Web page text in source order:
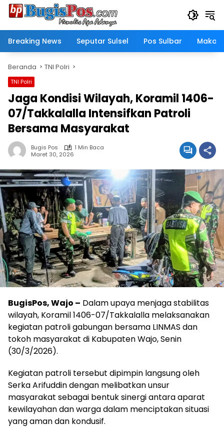
Langsung
Breaking News
Seputar Sulsel Pos Sulbar
Beranda TNI Polri
TNI Polri
Jaga Kondisi Wilayah, Koramil 1406-
07/Takkalalla Intensifkan Patroli
Bersama Masyarakat
Bugis Pos
1 Min Baca
Maret 30, 2026
BugisPos, Wajo – Dalam upaya menjaga stabilitas
wilayah, Koramil 1406-07/Takkalalla melaksanakan
kegiatan patroli gabungan bersama LINMAS dan
tokoh masyarakat di Kabupaten Wajo, Senin
(30/3/2026).
Kegiatan patroli tersebut dipimpin langsung oleh
Serka Arifuddin dengan melibatkan unsur
masyarakat sebagai bentuk sinergi antara aparat
kewilayahan dan warga dalam menciptakan situasi
yang aman dan kondusif.